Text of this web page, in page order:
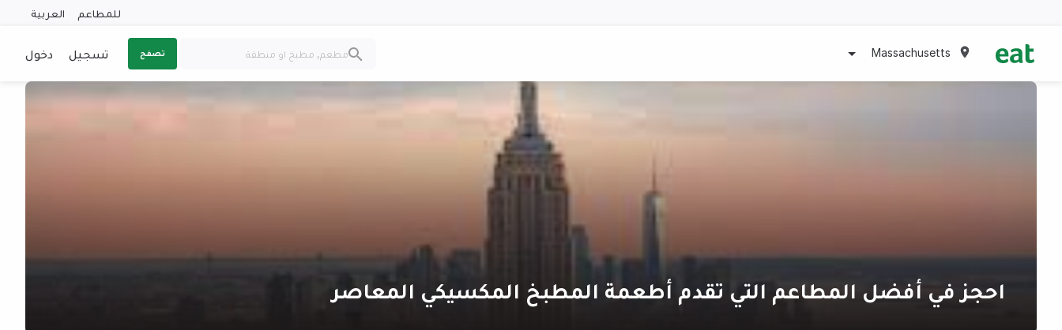
للمطاعم العربية
Massachusetts تصفح تسجيل دخول
احجز في أفضل المطاعم التي تقدم أطعمة المطبخ المكسيكي المعاصر